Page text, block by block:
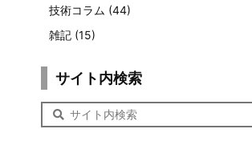
技術コラム (44)
雑記 (15)
サイト内検索
イ